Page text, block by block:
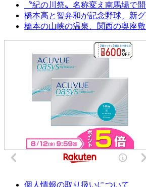
〝紀の川祭〟名称変え南馬場で
橋本高と智弁和が記念野球、新
橋本の山峡の温泉、関西の奥座
個人情報の取り扱いについて